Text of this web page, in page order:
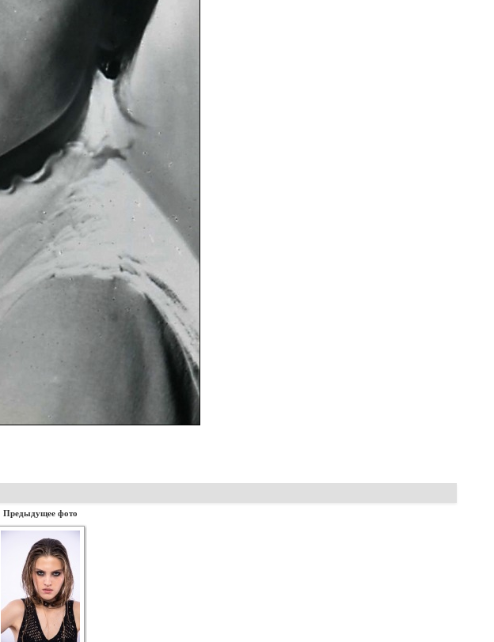
Предыдущее фото